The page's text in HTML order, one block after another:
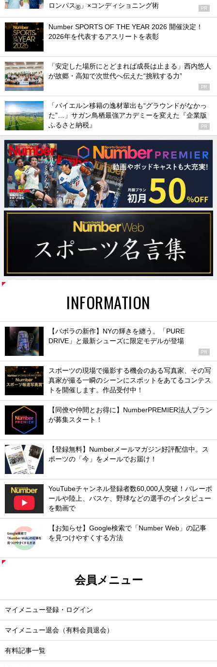
ロンパス® 」×コンディショニング術 PR
Number SPORTS OF THE YEAR 2026 開催決定！
2026年を代表するアスリートを表彰
「安定した場所にとどまれば成長は止まる」西内悠人
が故郷・高知で次世代へ伝えた“挑戦する力”
PR
「バイエルン移籍の逸材輩出も“グラウンドがなかっ
た”…」サガン鳥栖最強アカデミーを変えた『企業版
ふるさと納税』
PR
INFORMATION
【バボラの新作】NYの輝きを纏う。「PURE
DRIVE」と最新シューズに限定モデルが登場
PR
スポーツの現場で撮影する機会のある写真家、その写
真家が撮る一瞬のシーンにスポットをあてるコンテス
トを開催します。作品受付中！
【同僚や仲間とお得に】NumberPREMIER法人プラン
が募集スタート！
【登録無料】Numberメールマガジン好評配信中。ス
ポーツの「今」をメールでお届け！
YouTubeチャンネル登録者数60,000人突破！バレーボ
ールや陸上、バスケ、野球などの選手のインタビュー
を動画で
【お知らせ】Google検索で「Number Web」の記事
を見つけやすくする方法
会員メニュー
マイメニュー登録・ログイン
マイメニュー退会（有料会員退会）
有料記事一覧